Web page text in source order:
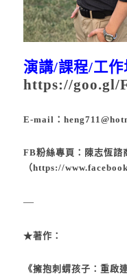
演講/課程/工作
https://goo.gl/
E-mail：
FB粉絲專頁：陳志恆諮
（https://
—
★著作：
《擁抱刺蝟孩子：重啟